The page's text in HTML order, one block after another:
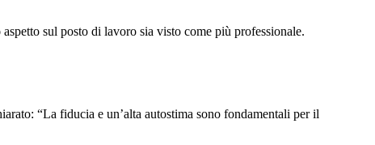
sul posto di lavoro sia visto come più professionale.
“La fiducia e un’alta autostima sono fondamentali per il